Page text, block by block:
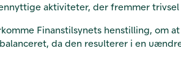
aktiviteter, der fremmer
Finanstilsynets henstilling, om
da den resulterer i en